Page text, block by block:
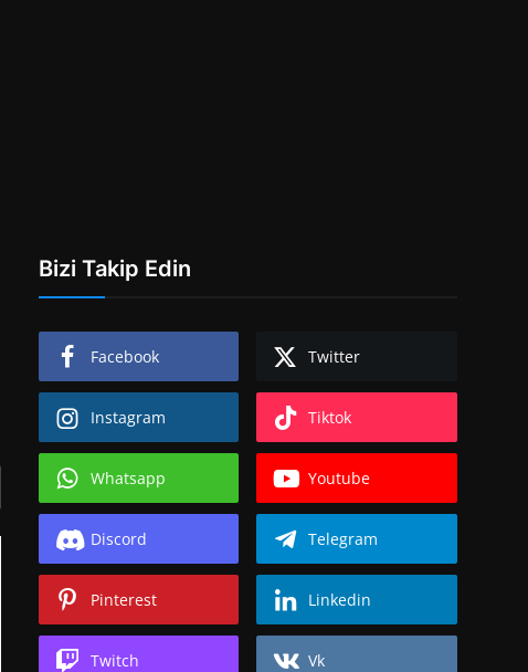
Bizi Takip Edin
Facebook Twitter
Instagram Tiktok
Whatsapp Youtube
Discord Telegram
Pinterest Linkedin
Twitch Vk